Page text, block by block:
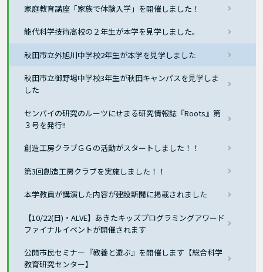
家庭教育講座「家族で体験入学」を開催しました！
能代科学技術高校の２年生が本学を見学しました。
秋田市立外旭川中学校2年生が本学を見学しました
秋田市立御野場中学校3年生が秋田キャンパスを見学しま
した
センパイの研究のルーツにせまる研究情報誌『Roots』第
３号を発行!!
創造工房クラブＧＧの活動がスタートしました！！
第3回創造工房クラブを実施しました！！
本学教員が講演した内容が建設新聞に掲載されました
【10/22(日)・ALVE】あきたキッズプログラミングアワード
ファイナルイベントが開催されます
公開市民セミナー『教養と遊ぶ』を開催します【総合科学
教育研究センター】